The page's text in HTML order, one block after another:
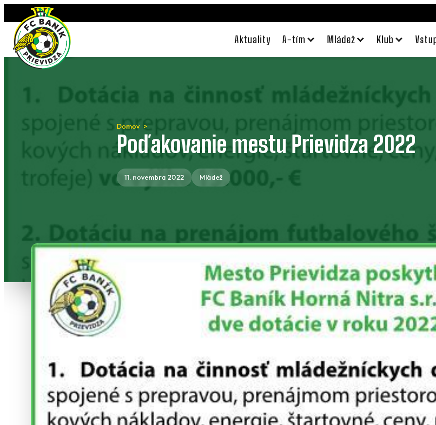
Preskočiť
na
obsah
Aktuality A-tím Mládež Klub
Domov
Poďakovanie mestu Prievidza 2022
11. novembra 2022 Mládež